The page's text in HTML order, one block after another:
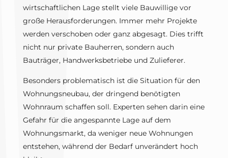
wirtschaftlichen Lage stellt viele Bauwillige vor
große Herausforderungen. Immer mehr Projekte
werden verschoben oder ganz abgesagt. Dies trifft
nicht nur private Bauherren, sondern auch
Bauträger, Handwerksbetriebe und Zulieferer.
Besonders problematisch ist die Situation für den
Wohnungsneubau, der dringend benötigten
Wohnraum schaffen soll. Experten sehen darin eine
Gefahr für die angespannte Lage auf dem
Wohnungsmarkt, da weniger neue Wohnungen
entstehen, während der Bedarf unverändert hoch